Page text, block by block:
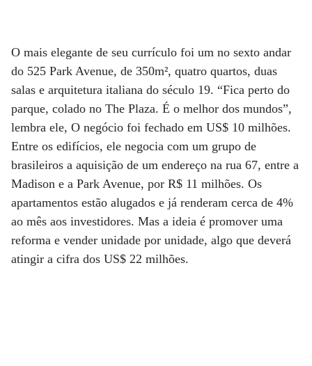
O mais elegante de seu currículo foi um no sexto andar
do 525 Park Avenue, de 350m², quatro quartos, duas
salas e arquitetura italiana do século 19. “Fica perto do
parque, colado no The Plaza. É o melhor dos mundos”,
lembra ele, O negócio foi fechado em US$ 10 milhões.
Entre os edifícios, ele negocia com um grupo de
brasileiros a aquisição de um endereço na rua 67, entre a
Madison e a Park Avenue, por R$ 11 milhões. Os
apartamentos estão alugados e já renderam cerca de 4%
ao mês aos investidores. Mas a ideia é promover uma
reforma e vender unidade por unidade, algo que deverá
atingir a cifra dos US$ 22 milhões.